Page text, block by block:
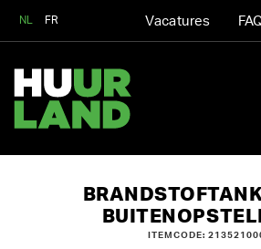
NL FR Vacatures
ITEMCODE: